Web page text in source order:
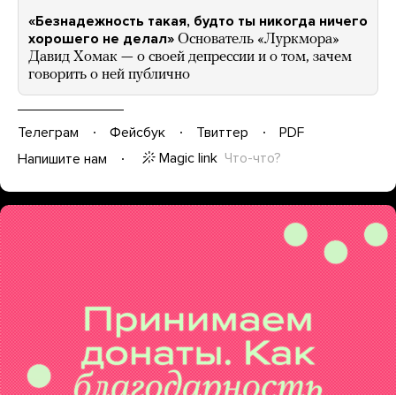
«Безнадежность такая, будто ты никогда ничего
хорошего не делал» Основатель «Луркмора»
Давид Хомак — о своей депрессии и о том, зачем
говорить о ней публично
Телеграм Фейсбук Твиттер
PDF
Напишите нам
Magic link Что-что?